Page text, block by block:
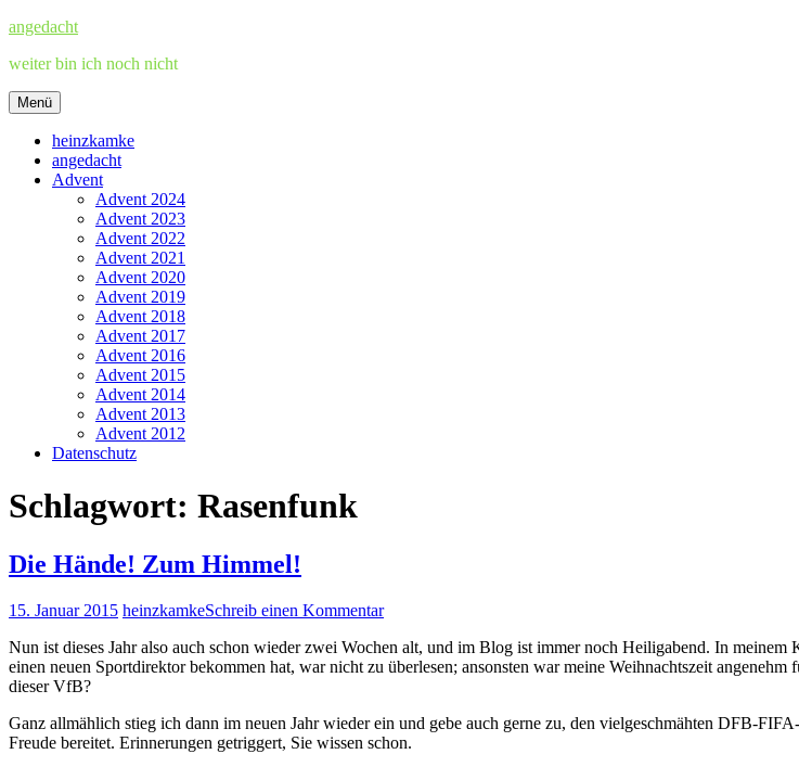
Zum
springen
angedacht
weiter bin ich noch nicht
Menü
heinzkamke
angedacht
Advent
Advent 2024
Advent 2023
Advent 2022
Advent 2021
Advent 2020
Advent 2019
Advent 2018
Advent 2017
Advent 2016
Advent 2015
Advent 2014
Advent 2013
Advent 2012
Datenschutz
Schlagwort: Rasenfunk
Die Hände! Zum Himmel!
15. Januar 2015 heinzkamkeSchreib einen Kommentar
Nun ist dieses Jahr also auch schon wieder zwei Wochen alt, und im Blog ist immer noch Heiligabend. In
einen neuen Sportdirektor bekommen hat, war nicht zu überlesen; ansonsten war meine Weihnachtszeit
dieser VfB?
Ganz allmählich stieg ich dann im neuen Jahr wieder ein und gebe auch gerne zu, den vielgeschmähten DFB-
Freude bereitet. Erinnerungen getriggert, Sie wissen schon.